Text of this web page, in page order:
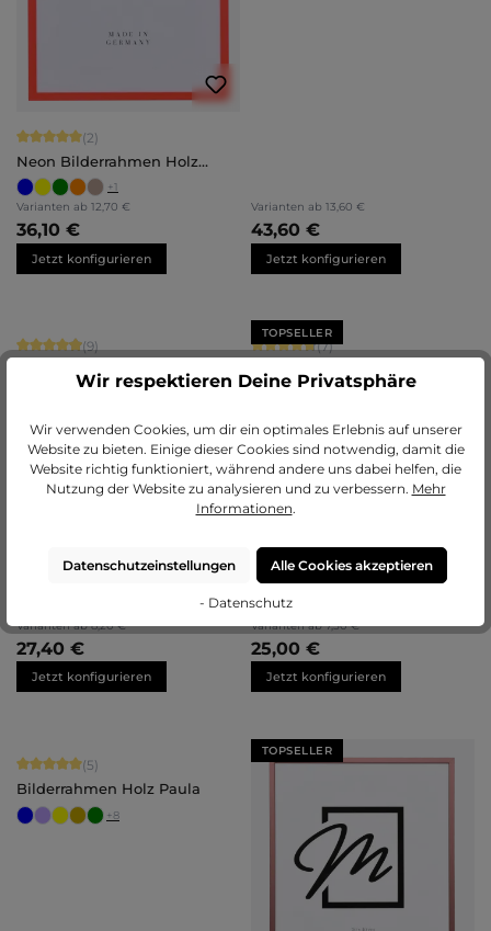
Durchschnittliche Bewertung von 5 von 5 Sternen
(2)
Neon Bilderrahmen Holz
Bonnie
+1
Varianten ab 12,70 €
36,10 €
Jetzt konfigurieren
Varianten ab 13,60 €
43,60 €
Jetzt konfigurieren
Durchschnittliche Bewertung von 4.89 von 5 Sternen
(9)
Bilderrahmen Holz Greta
33,25 €
Jetzt konfigurieren
TOPSELLER
Durchschnittliche Bewertung von
(7)
Bilderrahmen Holz Nele
33,10 €
Jetzt konfigurieren
Durchschnittliche Bewertung von 5 von 5 Sternen
Varianten ab8,20 €
27,40 €
Jetzt konfigurieren
Durchschnittliche Bewertung von
(20)
Bilderrahmen Holz Ava
Varianten ab7,50 €
25,00 €
Jetzt konfigurieren
Durchschnittliche Bewertung von 5 von 5 Sternen
(5)
Bilderrahmen Holz Paula
+8
TOPSELLER
Wir respektieren Deine Privatsphäre
Wir verwenden Cookies, um dir ein optimales Erlebnis auf unserer
Website zu bieten. Einige dieser Cookies sind notwendig, damit die
Website richtig funktioniert, während andere uns dabei helfen, die
Nutzung der Website zu analysieren und zu verbessern. Mehr
Informationen.
Datenschutzeinstellungen Alle Cookies akzeptieren
- Datenschutz